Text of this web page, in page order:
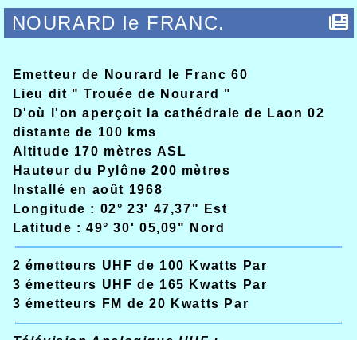
NOURARD le FRANC.
Emetteur de Nourard le Franc 60
Lieu dit " Trouée de Nourard "
D'où l'on aperçoit la cathédrale de Laon 02
distante de 100 kms
Altitude 170 mètres ASL
Hauteur du Pylône 200 mètres
Installé en août 1968
Longitude : 02° 23' 47,37" Est
Latitude : 49° 30' 05,09" Nord
2 émetteurs UHF de 100 Kwatts Par
3 émetteurs UHF de 165 Kwatts Par
3 émetteurs FM de 20 Kwatts Par